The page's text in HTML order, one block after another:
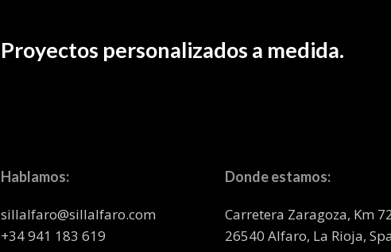
Proyectos personalizados a medida.
Hablamos:
sillalfaro@sillalfaro.com
+34 941 183 619
Donde estamos:
Carretera Zaragoza, Km
26540 Alfaro, La Rioja,